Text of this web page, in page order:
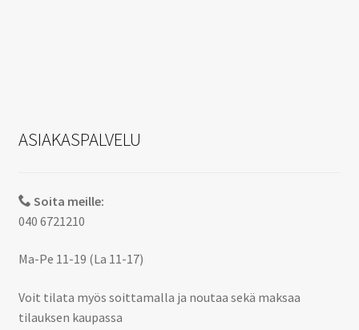
ASIAKASPALVELU
Soita meille:
040 6721210
Ma-Pe 11-19 (La 11-17)
Voit tilata myös soittamalla ja noutaa sekä maksaa
tilauksen kaupassa